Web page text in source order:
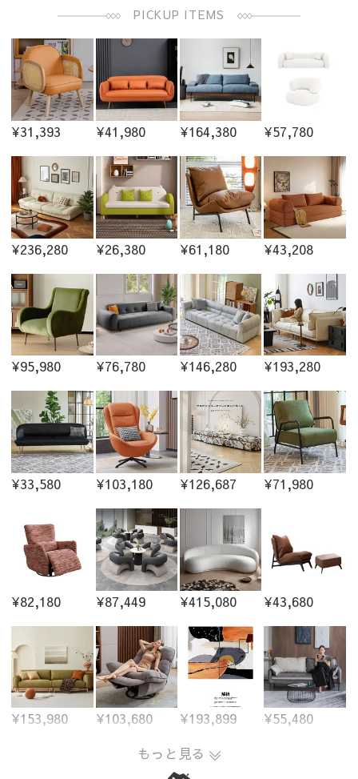
PICKUP ITEMS
¥31,393 ¥41,980 ¥164,380 ¥57,780
¥236,280 ¥26,380 ¥61,180 ¥43,208
¥95,980 ¥76,780 ¥146,280 ¥193,280
¥33,580 ¥103,180 ¥126,687 ¥71,980
¥82,180 ¥87,449 ¥415,080 ¥43,680
¥153,980 ¥103,680 ¥193,899
¥55,480
もっと見る